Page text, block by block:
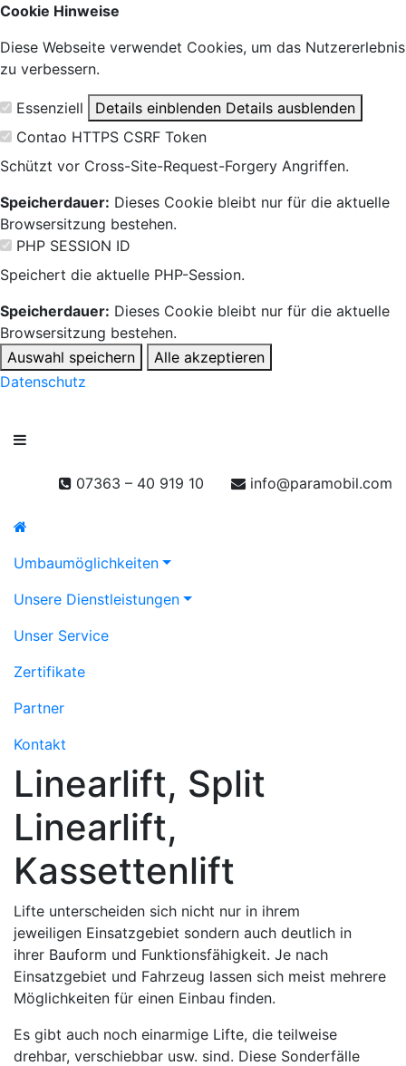
Cookie Hinweise
Diese Webseite verwendet Cookies, um das Nutzererlebnis
zu verbessern.
Essenziell Details einblenden Details ausblenden
Contao HTTPS CSRF Token
Schützt vor Cross-Site-Request-Forgery Angriffen.
Speicherdauer: Dieses Cookie bleibt nur für die aktuelle
Browsersitzung bestehen.
PHP SESSION ID
Speichert die aktuelle PHP-Session.
Speicherdauer: Dieses Cookie bleibt nur für die aktuelle
Browsersitzung bestehen.
Auswahl speichern
Alle akzeptieren
Datenschutz
07363 – 40 919 10
info@paramobil.com
Navigation überspringen
Umbaumöglichkeiten
Unsere Dienstleistungen
Unser Service
Zertifikate
Partner
Kontakt
Linearlift, Split
Linearlift,
Kassettenlift
Lifte unterscheiden sich nicht nur in ihrem
jeweiligen Einsatzgebiet sondern auch deutlich in
ihrer Bauform und Funktionsfähigkeit. Je nach
Einsatzgebiet und Fahrzeug lassen sich meist mehrere
Möglichkeiten für einen Einbau finden.
Es gibt auch noch einarmige Lifte, die teilweise
drehbar, verschiebbar usw. sind. Diese Sonderfälle